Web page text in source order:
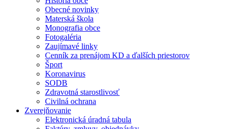
Obecné novinky
Materská škola
Monografia obce
Fotogaléria
Zaujímavé linky
Cenník za prenájom KD a ďalších priestorov
Šport
Koronavirus
SODB
Zdravotná starostlivosť
Civilná ochrana
Zverejňovanie
Elektronická úradná tabula